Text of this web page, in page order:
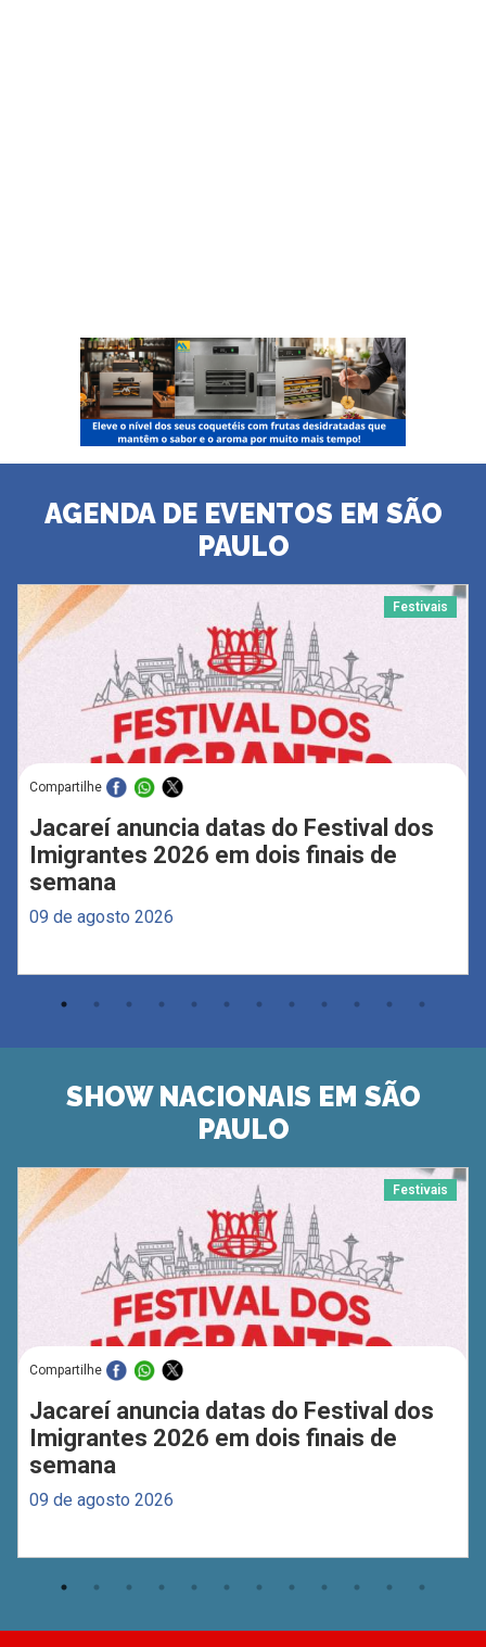
AGENDA DE EVENTOS EM SÃO
PAULO
Festivais
Compartilhe
Jacareí anuncia datas do Festival dos
Imigrantes 2026 em dois finais de
semana
09 de agosto 2026
SHOW NACIONAIS EM SÃO
PAULO
Festivais
Compartilhe
Jacareí anuncia datas do Festival dos
Imigrantes 2026 em dois finais de
semana
09 de agosto 2026